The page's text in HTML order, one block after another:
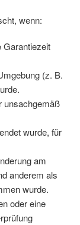
wenn:
Garantiezeit
(z. B.
unsachgemäß
wurde, für
am
anderem als
wurde.
oder eine